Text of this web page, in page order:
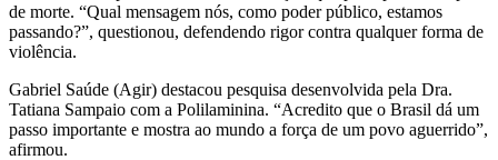
de morte. “Qual mensagem nós, como poder público, estamos
passando?”, questionou, defendendo rigor contra qualquer forma de
violência.
Gabriel Saúde (Agir) destacou pesquisa desenvolvida pela Dra.
Tatiana Sampaio com a Polilaminina. “Acredito que o Brasil dá um
passo importante e mostra ao mundo a força de um povo aguerrido”,
afirmou.